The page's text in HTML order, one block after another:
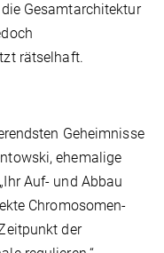
Gesamtarchitektur
rätselhaft.
Geheimnisse
ehemalige
Auf- und Abbau
Chromosomen-
der